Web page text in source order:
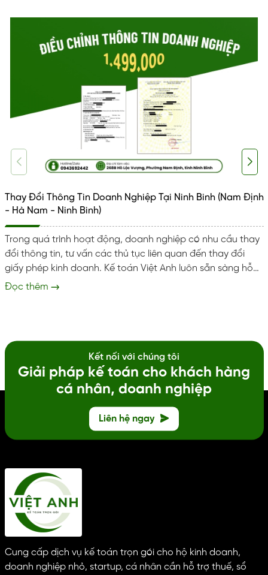
Thay Đổi Thông Tin Doanh Nghiệp Tại Ninh Binh (Nam Định
- Hà Nam - Ninh Binh)
Trong quá trình hoạt động, doanh nghiệp có nhu cầu thay
đổi thông tin, tư vấn các thủ tục liên quan đến thay đổi
giấy phép kinh doanh. Kế toán Việt Anh luôn sẵn sàng hỗ
trợ doanh nghiệp tại Ninh Bình thực hiện đúng đủ và kịp
Đọc thêm
Kết nối với chúng tôi
Giải pháp kế toán cho khách hàng
cá nhân, doanh nghiệp
Liên hệ ngay
Cung cấp dịch vụ kế toán trọn gói cho hộ kinh doanh,
doanh nghiệp nhỏ, startup, cá nhân cần hỗ trợ thuế, sổ